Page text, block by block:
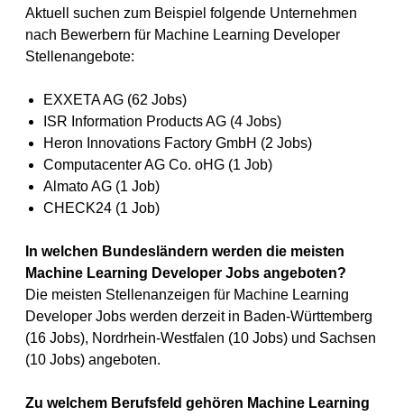
Aktuell suchen zum Beispiel folgende Unternehmen
nach Bewerbern für Machine Learning Developer
Stellenangebote:
EXXETA AG (62 Jobs)
ISR Information Products AG (4 Jobs)
Heron Innovations Factory GmbH (2 Jobs)
Computacenter AG Co. oHG (1 Job)
Almato AG (1 Job)
CHECK24 (1 Job)
In welchen Bundesländern werden die meisten
Machine Learning Developer Jobs angeboten?
Die meisten Stellenanzeigen für Machine Learning
Developer Jobs werden derzeit in Baden-Württemberg
(16 Jobs), Nordrhein-Westfalen (10 Jobs) und Sachsen
(10 Jobs) angeboten.
Zu welchem Berufsfeld gehören Machine Learning